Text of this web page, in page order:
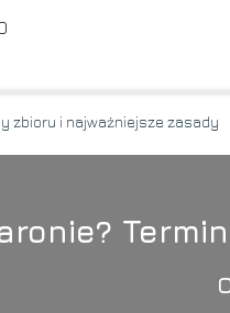
zbioru i najważniejsze zasady